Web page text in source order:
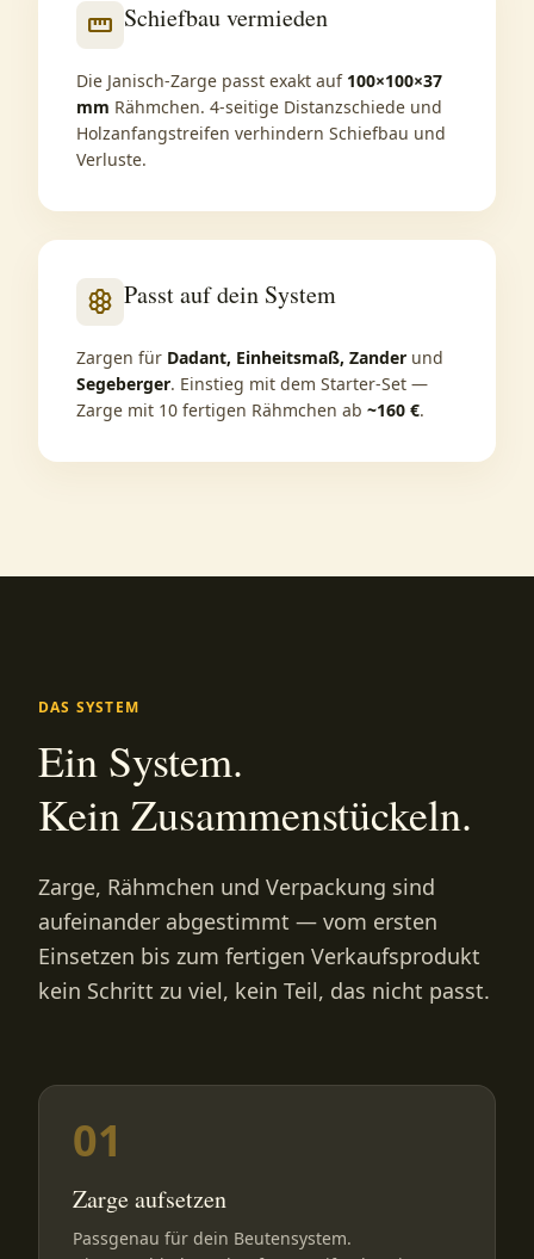
straighten Schiefbau vermieden
Die Janisch-Zarge passt exakt auf 100×100×37
mm Rähmchen. 4-seitige Distanzschiede und
Holzanfangstreifen verhindern Schiefbau und
Verluste.
hive Passt auf dein System
Zargen für Dadant, Einheitsmaß, Zander und
Segeberger. Einstieg mit dem Starter-Set —
Zarge mit 10 fertigen Rähmchen ab ~160 €.
DAS SYSTEM
Ein System.
Kein Zusammenstückeln.
Zarge, Rähmchen und Verpackung sind
aufeinander abgestimmt — vom ersten
Einsetzen bis zum fertigen Verkaufsprodukt
kein Schritt zu viel, kein Teil, das nicht passt.
01
Zarge aufsetzen
Passgenau für dein Beutensystem.